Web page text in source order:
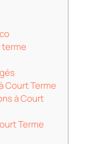
terme
Court Terme
à Court
Terme